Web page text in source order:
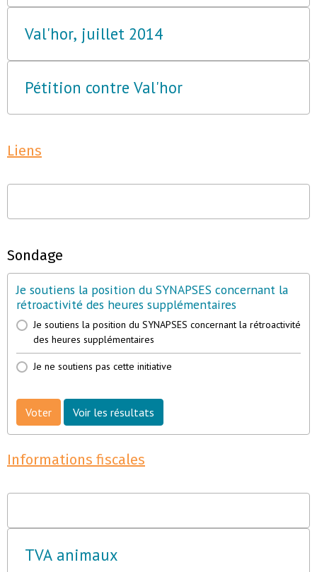
Val'hor, juillet 2014
Pétition contre Val'hor
Liens
Sondage
Je soutiens la position du SYNAPSES concernant la
rétroactivité des heures supplémentaires
Je soutiens la position du SYNAPSES concernant la rétroactivité
des heures supplémentaires
Je ne soutiens pas cette initiative
Voter Voir les résultats
Informations fiscales
TVA animaux